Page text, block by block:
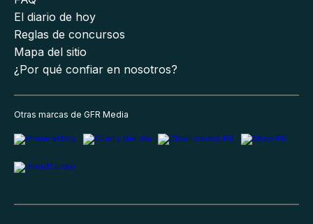
El diario de hoy
Reglas de concursos
Mapa del sitio
¿Por qué confiar en nosotros?
Otras marcas de GFR Media